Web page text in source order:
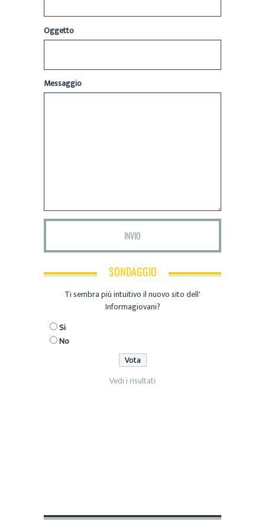
Oggetto
Messaggio
SONDAGGIO
Ti sembra più intuitivo il nuovo sito dell'
Informagiovani?
Si
No
Vedi i risultati